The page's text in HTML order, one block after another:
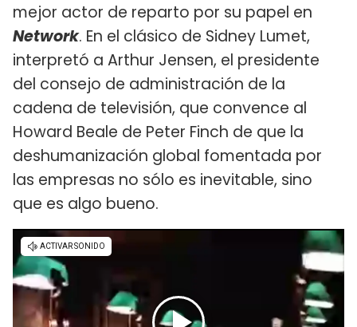
mejor actor de reparto por su papel en
Network. En el clásico de Sidney Lumet,
interpretó a Arthur Jensen, el presidente
del consejo de administración de la
cadena de televisión, que convence al
Howard Beale de Peter Finch de que la
deshumanización global fomentada por
las empresas no sólo es inevitable, sino
que es algo bueno.